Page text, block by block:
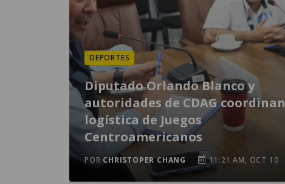
DEPORTES
Diputado Orlando Blanco y
autoridades de CDAG coordinan
logística de Juegos
Centroamericanos
POR CHRISTOPER CHANG 11:21 AM, OCT 10